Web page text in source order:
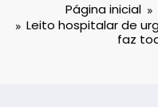
Página inicial
Leito hospitalar de
faz